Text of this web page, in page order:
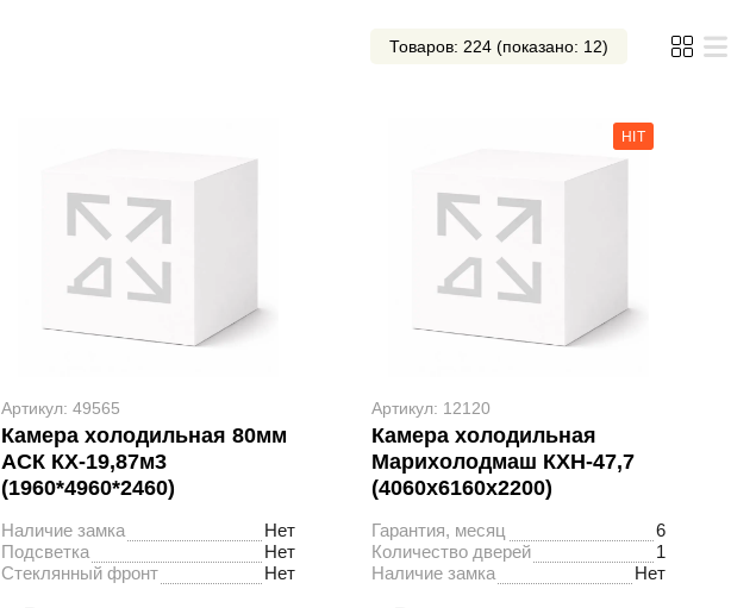
Товаров: 224 (показано: 12)
Артикул: 49565
Камера холодильная 80мм
АСК КХ-19,87м3
(1960*4960*2460)
Наличие замка
Нет
Подсветка
Нет
Стеклянный фронт
Нет
HIT
Артикул: 12120
Камера холодильная
Марихолодмаш КХН-47,7
(4060х6160х2200)
Гарантия, месяц
6
Количество дверей
1
Наличие замка
Нет